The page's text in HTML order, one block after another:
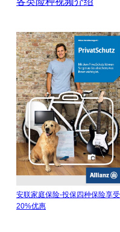
安联家庭保险-投保四种保险享受
20%优惠